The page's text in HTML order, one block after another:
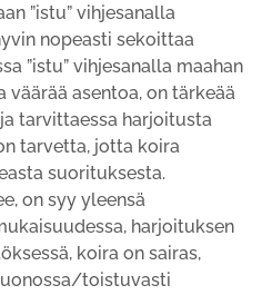
”istu” vihjesanalla
nopeasti sekoittaa
”istu” vihjesanalla maahan
väärää asentoa, on tärkeää
tarvittaessa harjoitusta
tarvetta, jotta koira
suorituksesta.
on syy yleensä
harjoituksen
koira on sairas,
toistuvasti